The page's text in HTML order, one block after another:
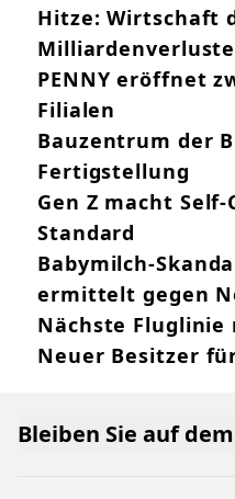
Hitze: Wirtschaft
Milliardenverluste
PENNY eröffnet
Filialen
Bauzentrum der
Fertigstellung
Gen Z macht
Standard
Babymilch-
ermittelt gegen
Nächste Fluglinie
Neuer Besitzer
Bleiben Sie auf